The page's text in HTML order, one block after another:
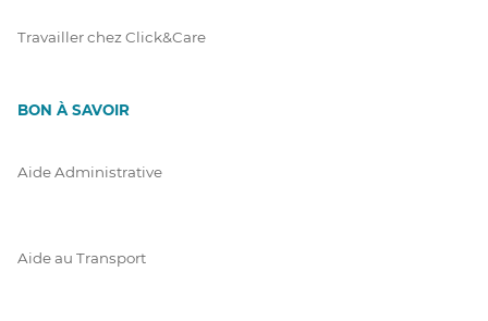
Travailler chez Click&Care
BON À SAVOIR
Aide Administrative
Aide au Transport